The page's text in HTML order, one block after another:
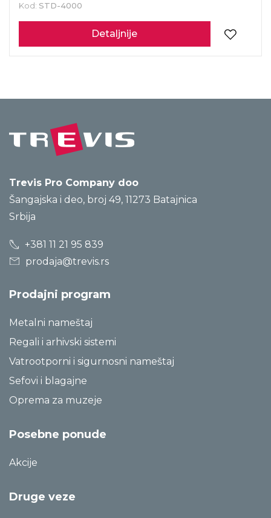
Kod: STD-4000
Detaljnije
Trevis Pro Company doo
Šangajska i deo, broj 49, 11273 Batajnica
Srbija
+381 11 21 95 839
prodaja@trevis.rs
Prodajni program
Metalni nameštaj
Regali i arhivski sistemi
Vatrootporni i sigurnosni nameštaj
Sefovi i blagajne
Oprema za muzeje
Posebne ponude
Akcije
Druge veze